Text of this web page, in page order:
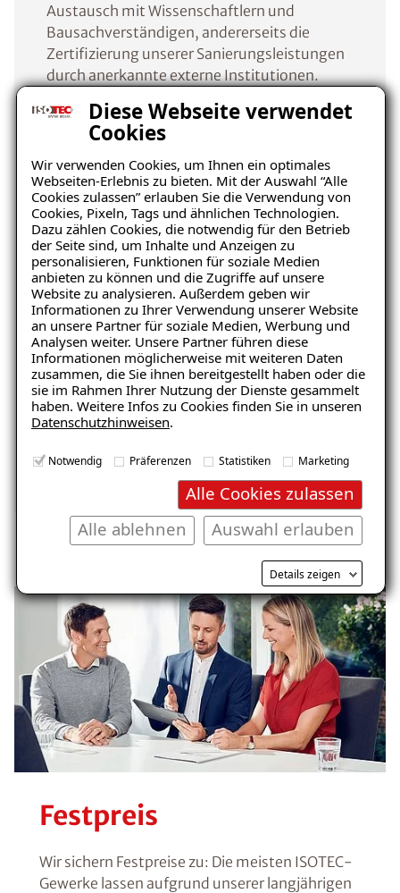
Diese Webseite verwendet
Cookies
Wir verwenden Cookies, um Ihnen ein optimales
Webseiten-Erlebnis zu bieten. Mit der Auswahl “Alle
Cookies zulassen” erlauben Sie die Verwendung von
Cookies, Pixeln, Tags und ähnlichen Technologien.
Dazu zählen Cookies, die notwendig für den Betrieb
der Seite sind, um Inhalte und Anzeigen zu
personalisieren, Funktionen für soziale Medien
anbieten zu können und die Zugriffe auf unsere
Website zu analysieren. Außerdem geben wir
Informationen zu Ihrer Verwendung unserer Website
an unsere Partner für soziale Medien, Werbung und
Analysen weiter. Unsere Partner führen diese
Informationen möglicherweise mit weiteren Daten
zusammen, die Sie ihnen bereitgestellt haben oder die
sie im Rahmen Ihrer Nutzung der Dienste gesammelt
haben. Weitere Infos zu Cookies finden Sie in unseren
Datenschutzhinweisen.
Notwendig Präferenzen Statistiken Marketing
Alle Cookies zulassen
Auswahl erlauben
Alle ablehnen
Details zeigen
Austausch mit Wissenschaftlern und
Bausachverständigen, andererseits die
Zertifizierung unserer Sanierungsleistungen
durch anerkannte externe Institutionen.
So lassen wir die Qualität unserer
Dienstleistungen regelmäßig durch den TÜV
Rheinland überwachen. Neben der Prüfung
der technischen Ausstattung, wird die
prinzipielle Eignung des Unternehmens
beurteilt. Zudem muss mindestens ein
bauleitender Mitarbeiter eine theoretische
TÜV-Prüfung bestehen. Sind diese
Voraussetzungen erfüllt, besucht ein TÜV-
Ingenieur mindestens einmal jährlich den
ISOTEC-Fachbetrieb auf einer Baustelle und
überprüft dabei verschiedene Gewerke.
Wir sind TÜV Rheinland geprüft und
verfügen deswegen über das Zertifikat als
Bauwerksabdichtungen“.
Festpreis
Wir sichern Festpreise zu: Die meisten ISOTEC-
Gewerke lassen aufgrund unserer langjährigen